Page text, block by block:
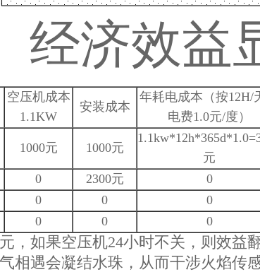
经济效益
空压机成本
1.1KW
安装成本
年耗电成本（按12H/
电费1.0元/度）
1000元 1000元
元
0 2300元 0
0 0 0
0 0 0
，如果空压机24小时不关，则效益翻
相遇会凝结水珠，从而干涉火焰传感